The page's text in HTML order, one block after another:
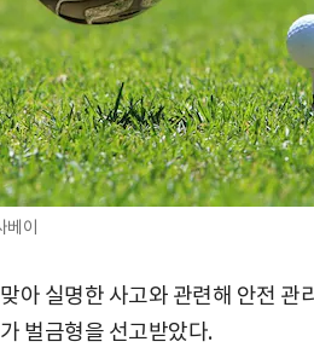
베이
아 실명한 사고와 관련해 안전 관
벌금형을 선고받았다.